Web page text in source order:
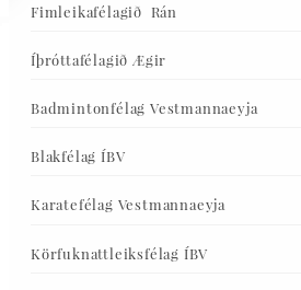
Fimleikafélagið Rán
Íþróttafélagið Ægir
Badmintonfélag Vestmannaeyja
Blakfélag ÍBV
Karatefélag Vestmannaeyja
Körfuknattleiksfélag ÍBV